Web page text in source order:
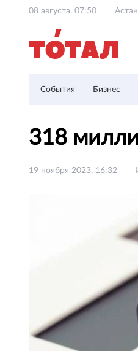
08 августа, 07:50
События Бизнес
318
19 ноября 2023, 16:32